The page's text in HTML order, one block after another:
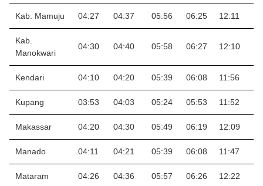
Kab. Mamuju 04:27 04:37 05:56 06:25 12:11
Kab.
Manokwari
04:30 04:40 05:58 06:27 12:10
Kendari 04:10 04:20 05:39 06:08 11:56
Kupang 03:53 04:03 05:24 05:53 11:52
Makassar 04:20 04:30 05:49 06:19 12:09
Manado 04:11 04:21 05:39 06:08 11:47
Mataram 04:26 04:36 05:57 06:26 12:22